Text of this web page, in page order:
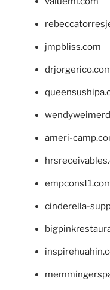
jmpbliss.com
ameri-
cinderella-